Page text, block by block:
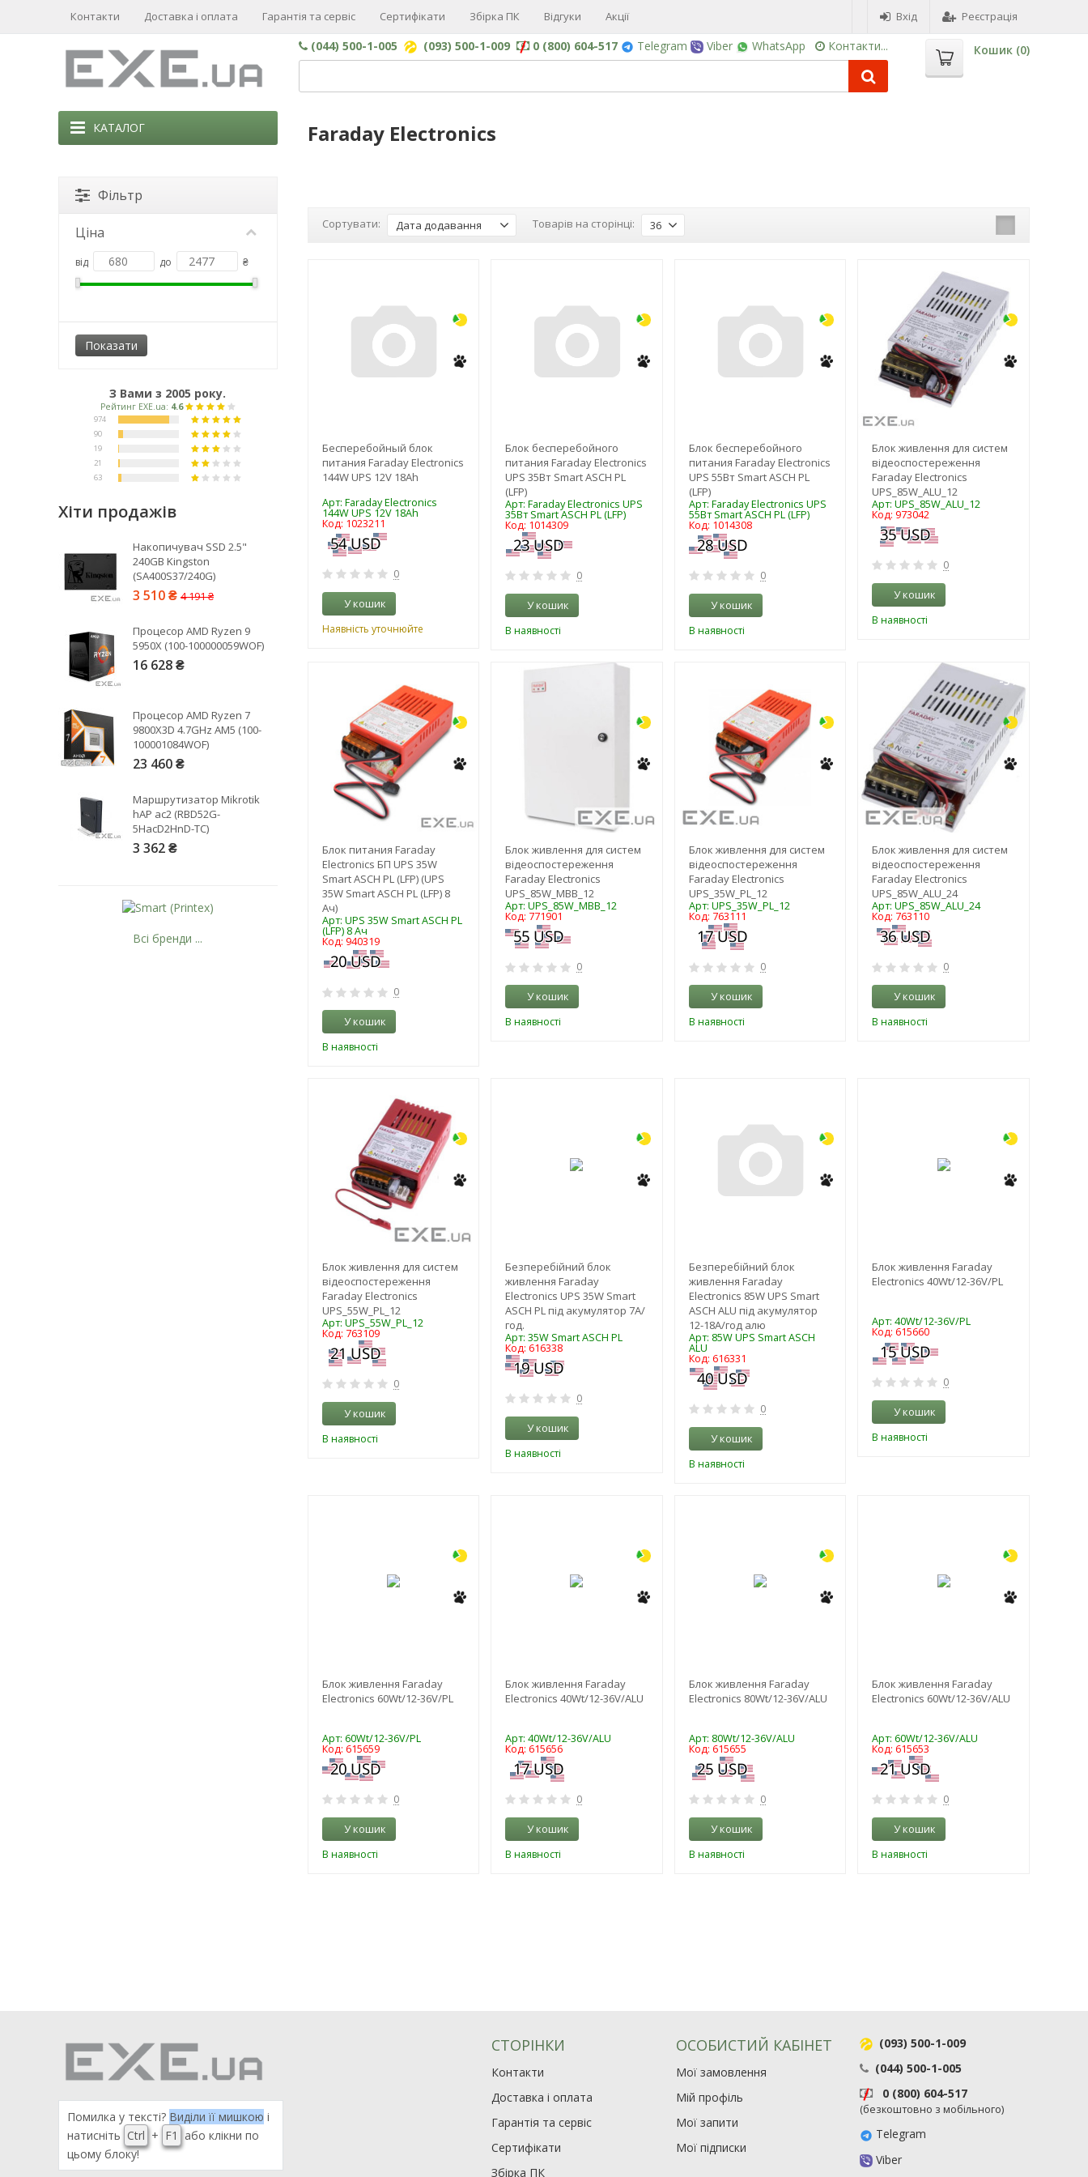
Контакти Доставка і оплата Гарантія та сервіс Сертифікати Збірка ПК Відгуки Акції Вхід Реєстрація
(044) 500-1-005 (093) 500-1-009 0 (800) 604-517 Telegram Viber WhatsApp Контакти... Кошик (0)
КАТАЛОГ Faraday Electronics
Сортувати: Дата додавання Товарів на сторінці: 36
Бесперебойный блок
питания Faraday Electronics
144W UPS 12V 18Ah
Арт: Faraday Electronics
144W UPS 12V 18Ah
Код: 1023211
0
У кошик
Наявність уточнюйте
Блок бесперебойного
питания Faraday Electronics
UPS 35Вт Smart ASCH PL
(LFP)
Арт: Faraday Electronics UPS
35Вт Smart ASCH PL (LFP)
Код: 1014309
0
У кошик
В наявності
Блок бесперебойного
питания Faraday Electronics
UPS 55Вт Smart ASCH PL
(LFP)
Арт: Faraday Electronics UPS
55Вт Smart ASCH PL (LFP)
Код: 1014308
0
У кошик
В наявності
Блок живлення для систем
відеоспостереження
Faraday Electronics
UPS_85W_ALU_12
Арт: UPS_85W_ALU_12
Код: 973042
0
У кошик
В наявності
Блок питания Faraday
Electronics БП UPS 35W
Smart ASCH PL (LFP) (UPS
35W Smart ASCH PL (LFP) 8
Ач)
Арт: UPS 35W Smart ASCH PL
(LFP) 8 Ач
Код: 940319
0
У кошик
В наявності
Блок живлення для систем
відеоспостереження
Faraday Electronics
UPS_85W_MBB_12
Арт: UPS_85W_MBB_12
Код: 771901
0
У кошик
В наявності
Блок живлення для систем
відеоспостереження
Faraday Electronics
UPS_35W_PL_12
Арт: UPS_35W_PL_12
Код: 763111
0
У кошик
В наявності
-3%
Блок живлення для систем
відеоспостереження
Faraday Electronics
UPS_85W_ALU_24
Арт: UPS_85W_ALU_24
Код: 763110
0
У кошик
В наявності
Блок живлення для систем
відеоспостереження
Faraday Electronics
UPS_55W_PL_12
Арт: UPS_55W_PL_12
Код: 763109
0
У кошик
В наявності
Безперебійний блок
живлення Faraday
Electronics UPS 35W Smart
ASCH PL під акумулятор 7А/
год.
Арт: 35W Smart ASCH PL
Код: 616338
0
У кошик
В наявності
Безперебійний блок
живлення Faraday
Electronics 85W UPS Smart
ASCH ALU під акумулятор
12-18А/год алю
Арт: 85W UPS Smart ASCH
ALU
Код: 616331
0
У кошик
В наявності
Блок живлення Faraday
Electronics 40Wt/12-36V/PL
Арт: 40Wt/12-36V/PL
Код: 615660
0
У кошик
В наявності
Блок живлення Faraday
Electronics 60Wt/12-36V/PL
Арт: 60Wt/12-36V/PL
Код: 615659
0
У кошик
В наявності
Блок живлення Faraday
Electronics 40Wt/12-36V/ALU
Арт: 40Wt/12-36V/ALU
Код: 615656
0
У кошик
В наявності
Блок живлення Faraday
Electronics 80Wt/12-36V/ALU
Арт: 80Wt/12-36V/ALU
Код: 615655
0
У кошик
В наявності
Блок живлення Faraday
Electronics 60Wt/12-36V/ALU
Арт: 60Wt/12-36V/ALU
Код: 615653
0
У кошик
В наявності
Фільтр
Ціна
від до ₴
З Вами з 2005 року.
Рейтинг EXE.ua: 4.6
974
90
19
63
Хіти продажів
Накопичувач SSD 2.5"
240GB Kingston
(SA400S37/240G)
3 510 ₴ 4 191 ₴
Процесор AMD Ryzen 9
5950X (100-100000059WOF)
16 628 ₴
Процесор AMD Ryzen 7
9800X3D 4.7GHz AM5 (100-
100001084WOF)
23 460 ₴
Маршрутизатор Mikrotik
hAP ac2 (RBD52G-
5HacD2HnD-TC)
3 362 ₴
Всі бренди ...
Помилка у тексті? Виділи її мишкою і
натисніть Ctrl + F1
або клікни по
цьому блоку!
СТОРІНКИ
Контакти
Доставка і оплата
Гарантія та сервіс
Сертифікати
Збірка ПК
ОСОБИСТИЙ КАБІНЕТ
Мої замовлення
Мій профіль
Мої запити
Мої підписки
(093) 500-1-009
(044) 500-1-005
0 (800) 604-517
(безкоштовно з мобільного)
Telegram
Viber